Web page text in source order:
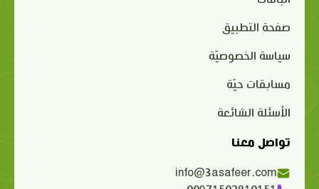
صفحة التطبيق
سياسة الخصوصيّة
مسابقات حيّة
الأسئلة الشائعة
تواصل معنا
info@3asafeer.com